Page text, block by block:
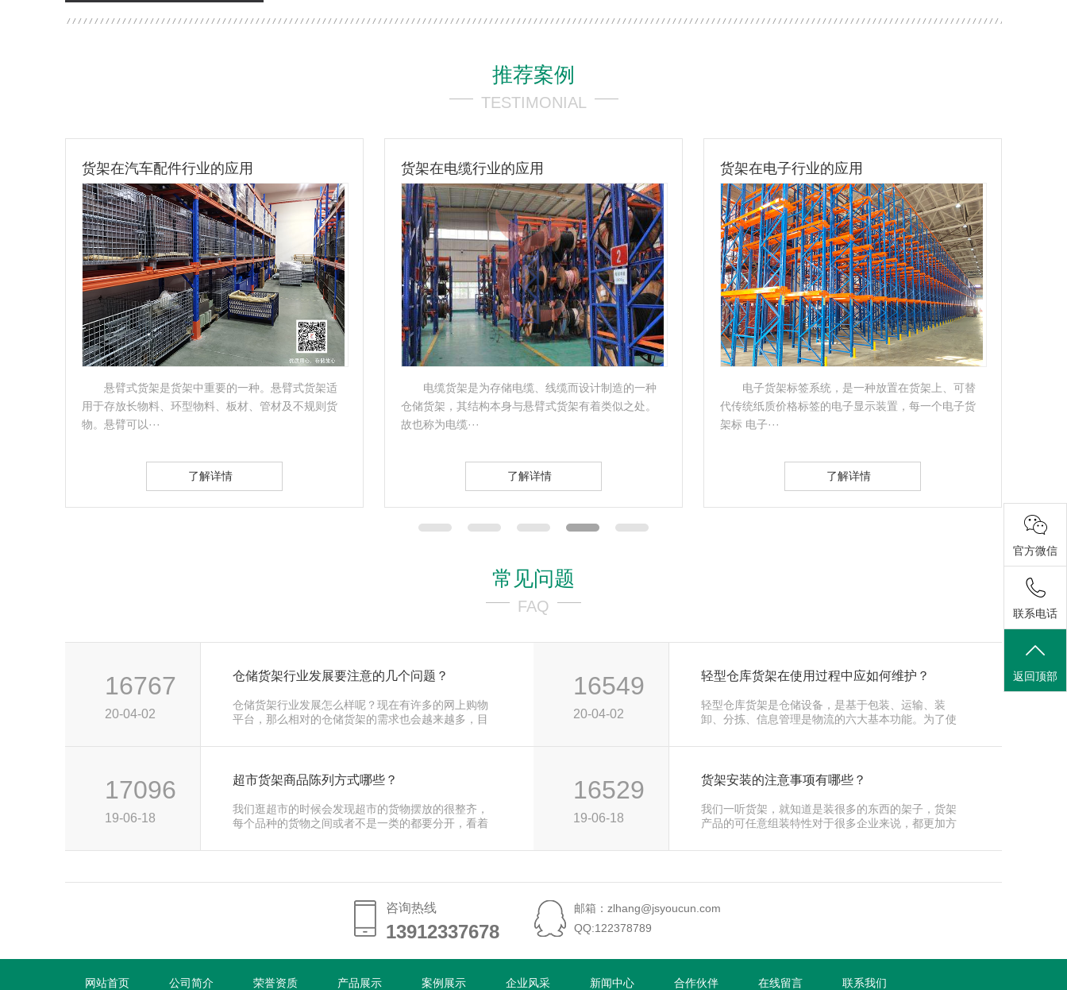
推荐案例
TESTIMONIAL
货架在电缆行业的应用
电缆货架是为存储电缆、线缆而设计制造的一种
仓储货架，其结构本身与悬臂式货架有着类似之处。
故也称为电缆···
了解详情
货架在电子行业的应用
电子货架标签系统，是一种放置在货架上、可替
代传统纸质价格标签的电子显示装置，每一个电子货
架标 电子···
了解详情
货架在物流行业的应用
贯通式货架：是一种不以通道分割，连续性的整
体性货架；贯通式货架采用托盘存取模式、适用于存
放品种单一，···
了解详情
常见问题
FAQ
16767
20-04-02
仓储货架行业发展要注意的几个问题？
仓储货架行业发展怎么样呢？现在有许多的网上购物
平台，那么相对的仓储货架的需求也会越来越多，目
16549
20-04-02
轻型仓库货架在使用过程中应如何维护？
轻型仓库货架是仓储设备，是基于包装、运输、装
卸、分拣、信息管理是物流的六大基本功能。为了使
17096
19-06-18
超市货架商品陈列方式哪些？
我们逛超市的时候会发现超市的货物摆放的很整齐，
每个品种的货物之间或者不是一类的都要分开，看着
16529
19-06-18
货架安装的注意事项有哪些？
我们一听货架，就知道是装很多的东西的架子，货架
产品的可任意组装特性对于很多企业来说，都更加方
咨询热线
13912337678
13912337678
邮箱：zlhang@jsyoucun.com
QQ:122378789
网站首页 公司简介 荣誉资质 产品展示 案例展示 企业风采 新闻中心 合作伙伴 在线留言 联系我们
官方微信
联系电话
返回顶部